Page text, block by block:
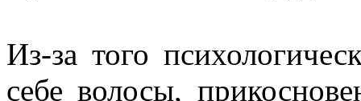
Из-за того
себе волосы,